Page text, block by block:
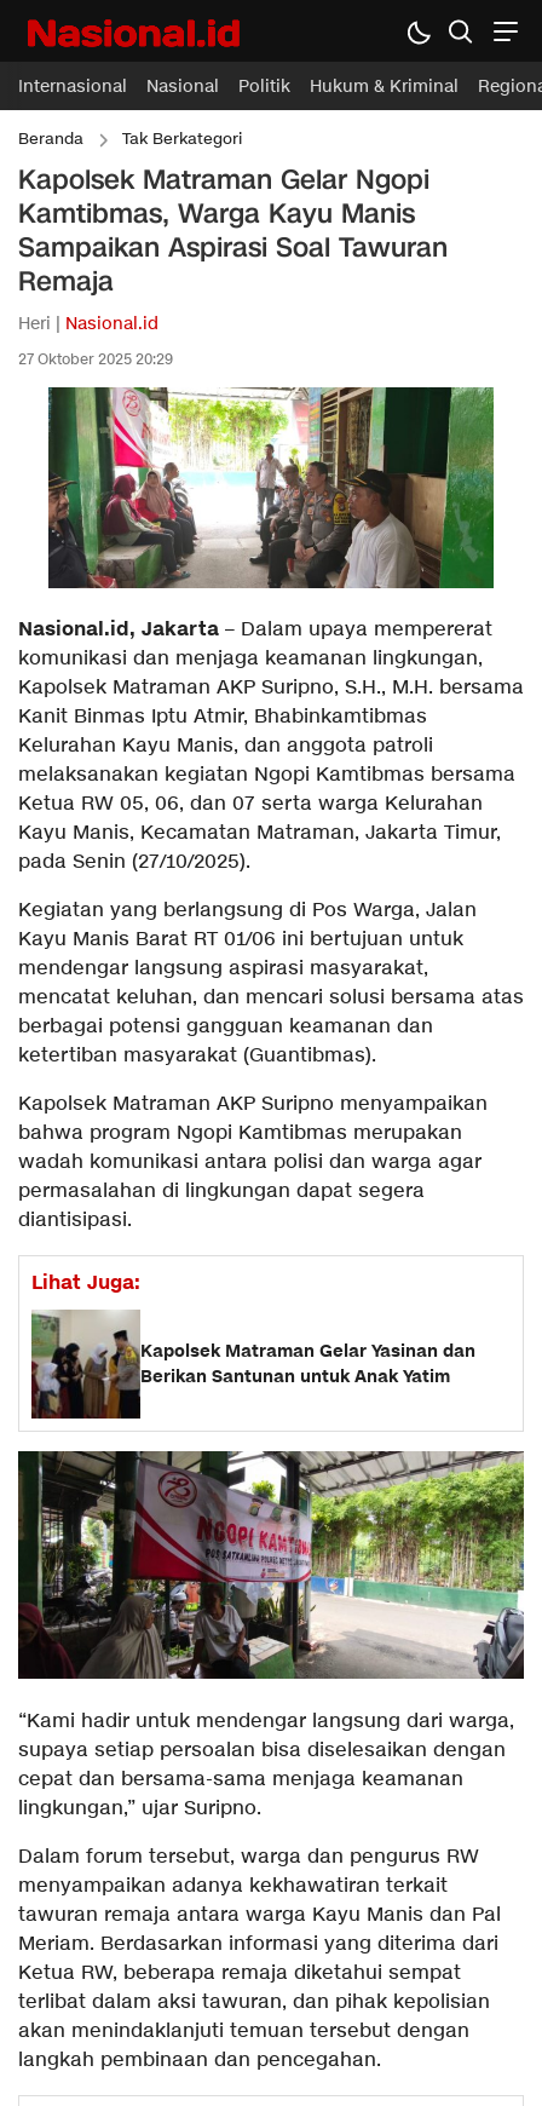
Internasional Nasional Politik Hukum & Kriminal
Beranda Tak Berkategori
Kapolsek Matraman Gelar Ngopi
Kamtibmas, Warga Kayu Manis
Sampaikan Aspirasi Soal Tawuran
Remaja
Heri | Nasional.id
27 Oktober 2025 20:29
Nasional.id, Jakarta – Dalam upaya mempererat
komunikasi dan menjaga keamanan lingkungan,
Kapolsek Matraman AKP Suripno, S.H., M.H. bersama
Kanit Binmas Iptu Atmir, Bhabinkamtibmas
Kelurahan Kayu Manis, dan anggota patroli
melaksanakan kegiatan Ngopi Kamtibmas bersama
Ketua RW 05, 06, dan 07 serta warga Kelurahan
Kayu Manis, Kecamatan Matraman, Jakarta Timur,
pada Senin (27/10/2025).
Kegiatan yang berlangsung di Pos Warga, Jalan
Kayu Manis Barat RT 01/06 ini bertujuan untuk
mendengar langsung aspirasi masyarakat,
mencatat keluhan, dan mencari solusi bersama atas
berbagai potensi gangguan keamanan dan
ketertiban masyarakat (Guantibmas).
Kapolsek Matraman AKP Suripno menyampaikan
bahwa program Ngopi Kamtibmas merupakan
wadah komunikasi antara polisi dan warga agar
permasalahan di lingkungan dapat segera
diantisipasi.
Lihat Juga:
Kapolsek Matraman Gelar Yasinan dan
Berikan Santunan untuk Anak Yatim
“Kami hadir untuk mendengar langsung dari warga,
supaya setiap persoalan bisa diselesaikan dengan
cepat dan bersama-sama menjaga keamanan
lingkungan,” ujar Suripno.
Dalam forum tersebut, warga dan pengurus RW
menyampaikan adanya kekhawatiran terkait
tawuran remaja antara warga Kayu Manis dan Pal
Meriam. Berdasarkan informasi yang diterima dari
Ketua RW, beberapa remaja diketahui sempat
terlibat dalam aksi tawuran, dan pihak kepolisian
akan menindaklanjuti temuan tersebut dengan
langkah pembinaan dan pencegahan.